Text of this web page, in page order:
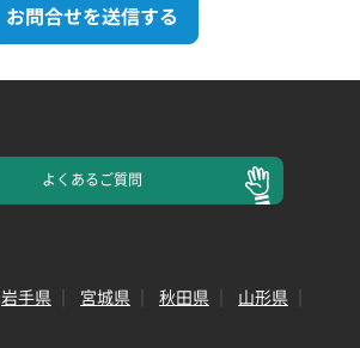
お問合せを送信する
よくあるご質問
岩手県 宮城県 秋田県
山形県